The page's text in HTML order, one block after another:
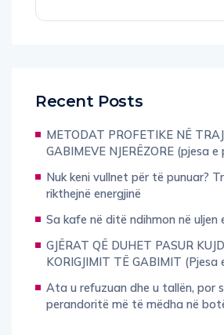
Recent Posts
METODAT PROFETIKE NË
GABIMEVE NJERËZORE (pjesa e
Nuk keni vullnet për të punuar?
rikthejnë energjinë
Sa kafe në ditë ndihmon në uljen
GJËRAT QË DUHET PASUR
KORIGJIMIT TË GABIMIT (Pjesa
Ata u refuzuan dhe u tallën, por
perandoritë më të mëdha në